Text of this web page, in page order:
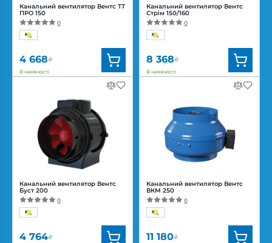
Канальний вентилятор Вентс ТТ
ПРО 150
0
4 668₴
В наявності
Вентс
Артикул:0687908677
Діаметр:
150 мм
Потужність:
42, 50 Вт
Рівень
шуму:
Канальний вентилятор Вентс
Буст 200
0
4 764₴
Канальний вентилятор Вентс
Стрім 150/160
0
8 368₴
В наявності
Вентс
Артикул:
0688317113
Діаметр:
160/150 мм
Потужність:
Рівень
шуму:
Канальний вентилятор Вентс
ВКМ 250
0
11 180₴